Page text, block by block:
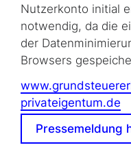
Nutzerkonto initial
notwendig, da die
der
Browsers
privateigentum.de
Pressemeldung